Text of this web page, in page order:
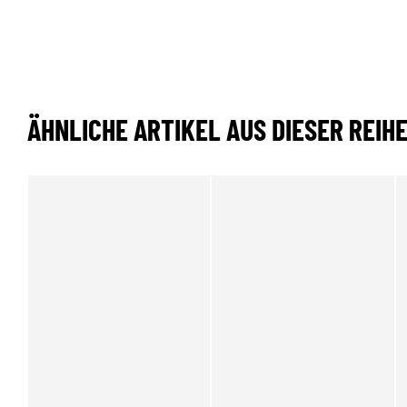
ÄHNLICHE ARTIKEL AUS DIESER REIHE